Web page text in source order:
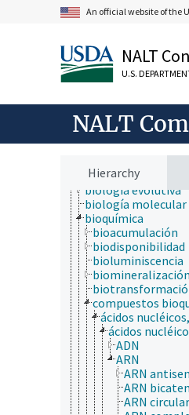
An official website of the
NALT
U.S.
NALT
Hierarchy
acuicultura
aerobiología
agricultura
ambiente
apicultura
bioinformática
biología celular
biología estructural
biología evolutiva
biología molecular
bioquímica
bioacumulación
biodisponibilidad
bioluminiscencia
biomineralización
compuestos
ácidos
ácidos
ADN
ARN
ARN
ARN
ARN circular